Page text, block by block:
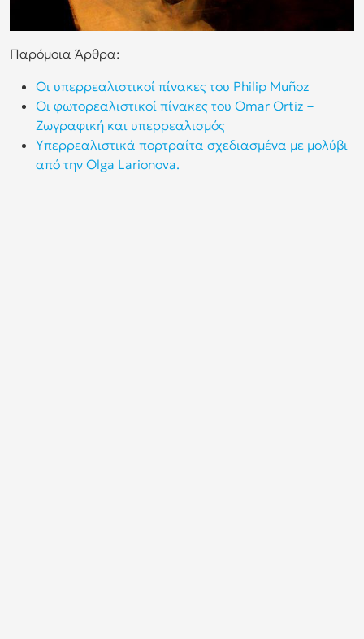
Παρόμοια Άρθρα:
Οι υπερρεαλιστικοί πίνακες του Philip Muñoz
Οι φωτορεαλιστικοί πίνακες του Omar Ortiz –
Ζωγραφική και υπερρεαλισμός
Υπερρεαλιστικά πορτραίτα σχεδιασμένα με μολύβι
από την Olga Larionova.